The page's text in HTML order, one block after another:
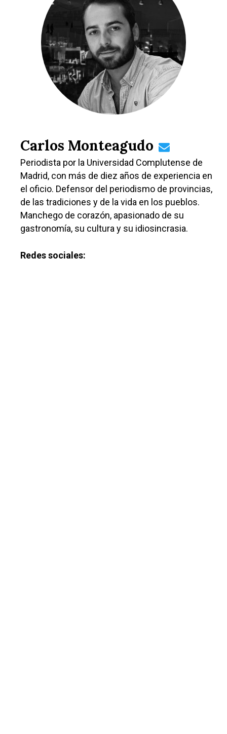
Carlos Monteagudo
Periodista por la Universidad Complutense de
Madrid, con más de diez años de experiencia en
el oficio. Defensor del periodismo de provincias,
de las tradiciones y de la vida en los pueblos.
Manchego de corazón, apasionado de su
gastronomía, su cultura y su idiosincrasia.
Redes sociales:
Deportes
Sucesos
Medio Ambiente
Planeta Rural
Especiales
Política
Galerías